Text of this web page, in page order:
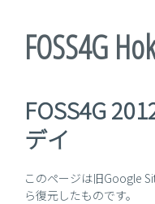
FOSS4G
FOSS4G
デイ
このページは旧Google
ら復元したものです。